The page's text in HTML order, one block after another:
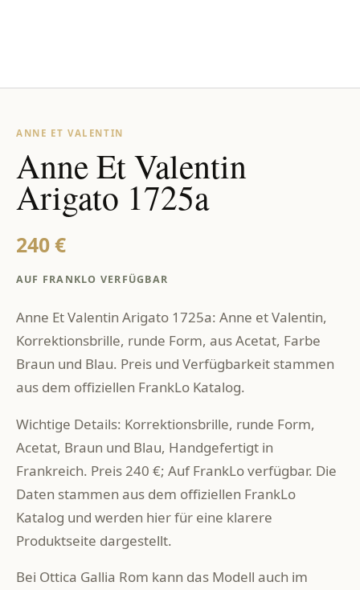
ANNE ET VALENTIN
Anne Et Valentin
Arigato 1725a
240 €
AUF FRANKLO VERFÜGBAR
Anne Et Valentin Arigato 1725a: Anne et Valentin,
Korrektionsbrille, runde Form, aus Acetat, Farbe
Braun und Blau. Preis und Verfügbarkeit stammen
aus dem offiziellen FrankLo Katalog.
Wichtige Details: Korrektionsbrille, runde Form,
Acetat, Braun und Blau, Handgefertigt in
Frankreich. Preis 240 €; Auf FrankLo verfügbar. Die
Daten stammen aus dem offiziellen FrankLo
Katalog und werden hier für eine klarere
Produktseite dargestellt.
Bei Ottica Gallia Rom kann das Modell auch im